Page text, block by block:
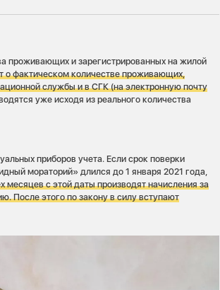
проживающих и зарегистрированных на жилой
о фактическом количестве проживающих,
службы и в СГК (на электронную почту
уже исходя из реального количества
приборов учета. Если срок поверки
мораторий» длился до 1 января 2021 года,
с этой даты производят начисления за
После этого по закону в силу вступают